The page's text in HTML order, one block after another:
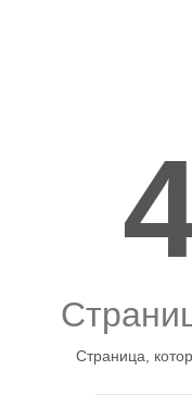
Страница,